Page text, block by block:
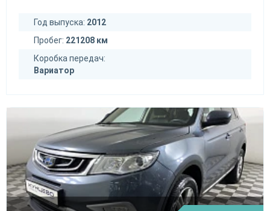
Год выпуска: 2012
Пробег: 221208 км
Коробка передач:
Вариатор